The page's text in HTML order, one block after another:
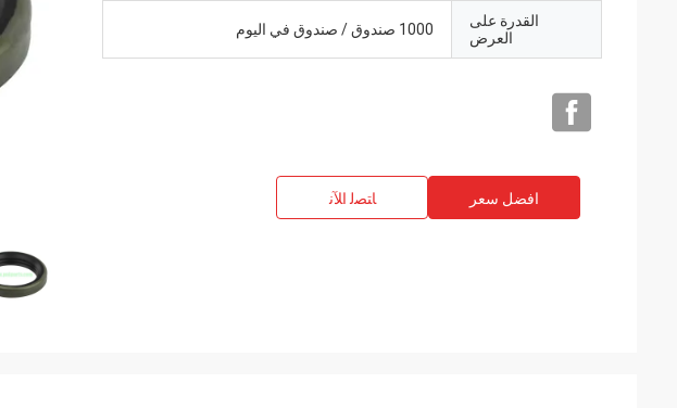
القدرة على
العرض
1000 صندوق / صندوق في اليوم
افضل سعر ﺎﺘﺼﻟ ﺍﻶﻧ